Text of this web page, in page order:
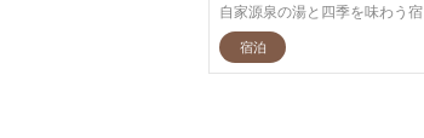
自家源泉の湯と四季を味わう宿
宿泊